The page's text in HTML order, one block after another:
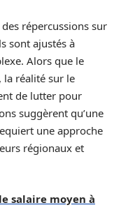
répercussions sur
sont ajustés à
Alors que le
la réalité sur le
de lutter pour
suggèrent qu’une
une approche
régionaux et
salaire moyen à